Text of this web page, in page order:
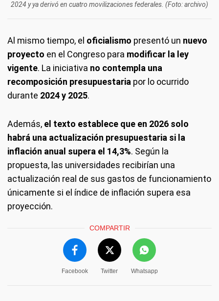
2024 y ya derivó en cuatro movilizaciones federales. (Foto: archivo)
Al mismo tiempo, el oficialismo presentó un nuevo
proyecto en el Congreso para modificar la ley
vigente. La iniciativa no contempla una
recomposición presupuestaria por lo ocurrido
durante 2024 y 2025.
Además, el texto establece que en 2026 solo
habrá una actualización presupuestaria si la
inflación anual supera el 14,3%. Según la
propuesta, las universidades recibirían una
actualización real de sus gastos de funcionamiento
únicamente si el índice de inflación supera esa
proyección.
COMPARTIR
Facebook Twitter Whatsapp